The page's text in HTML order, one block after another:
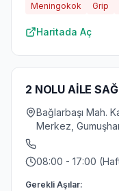
Meningokok
Grip
Haritada Aç
2 NOLU AİLE
Bağlarbaşı Mah.
Merkez,
08:00 - 17:00
Gerekli Aşılar: